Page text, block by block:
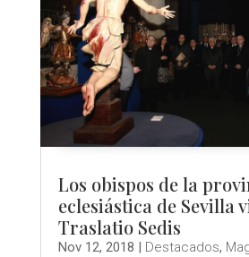
Los obispos de la
eclesiástica de Sevilla
Traslatio Sedis
Nov 12, 2018 | Destacados,